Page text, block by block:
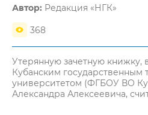
Автор: Редакция «НГК»
368
Утерянную зачетную
Кубанским государственным
университетом (ФГБОУ ВО
Александра Алексеевича,